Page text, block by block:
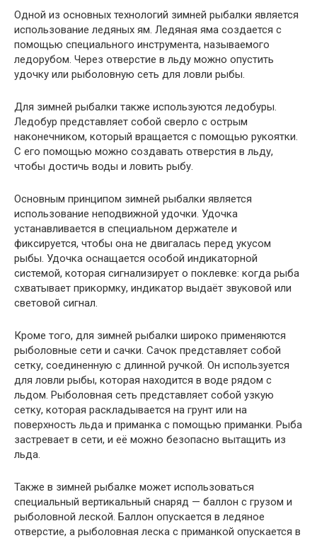
Одной из основных технологий зимней рыбалки является
использование ледяных ям. Ледяная яма создается с
помощью специального инструмента, называемого
ледорубом. Через отверстие в льду можно опустить
удочку или рыболовную сеть для ловли рыбы.
Для зимней рыбалки также используются ледобуры.
Ледобур представляет собой сверло с острым
наконечником, который вращается с помощью рукоятки.
С его помощью можно создавать отверстия в льду,
чтобы достичь воды и ловить рыбу.
Основным принципом зимней рыбалки является
использование неподвижной удочки. Удочка
устанавливается в специальном держателе и
фиксируется, чтобы она не двигалась перед укусом
рыбы. Удочка оснащается особой индикаторной
системой, которая сигнализирует о поклевке: когда рыба
схватывает прикормку, индикатор выдаёт звуковой или
световой сигнал.
Кроме того, для зимней рыбалки широко применяются
рыболовные сети и сачки. Сачок представляет собой
сетку, соединенную с длинной ручкой. Он используется
для ловли рыбы, которая находится в воде рядом с
льдом. Рыболовная сеть представляет собой узкую
сетку, которая раскладывается на грунт или на
поверхность льда и приманка с помощью приманки. Рыба
застревает в сети, и её можно безопасно вытащить из
льда.
Также в зимней рыбалке может использоваться
специальный вертикальный снаряд — баллон с грузом и
рыболовной леской. Баллон опускается в ледяное
отверстие, а рыболовная леска с приманкой опускается в